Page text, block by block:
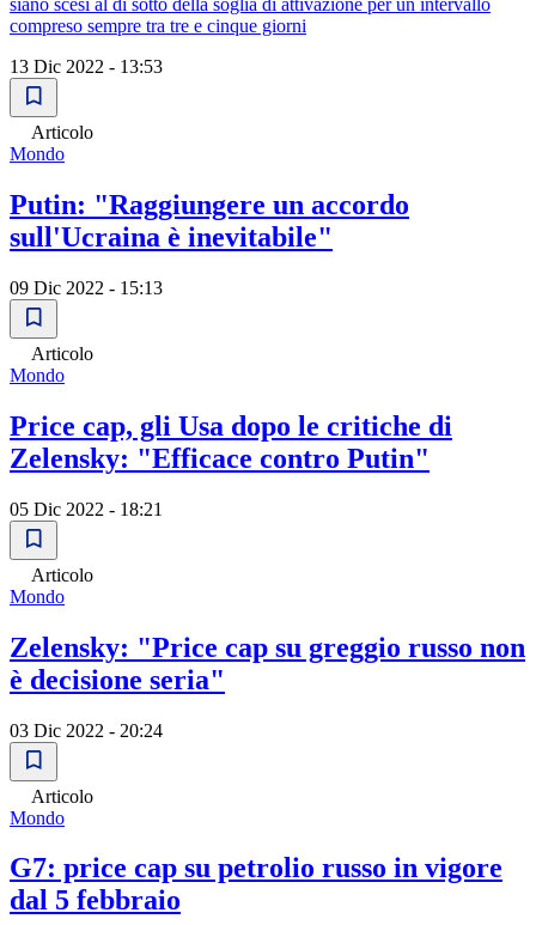
siano scesi al di sotto della soglia di attivazione per un intervallo
compreso sempre tra tre e cinque giorni
13 Dic 2022 - 13:53
Articolo
Mondo
Putin: "Raggiungere un accordo
sull'Ucraina è inevitabile"
09 Dic 2022 - 15:13
Articolo
Mondo
Price cap, gli Usa dopo le critiche di
Zelensky: "Efficace contro Putin"
05 Dic 2022 - 18:21
Articolo
Mondo
Zelensky: "Price cap su greggio russo non
è decisione seria"
03 Dic 2022 - 20:24
Articolo
Mondo
G7: price cap su petrolio russo in vigore
dal 5 febbraio